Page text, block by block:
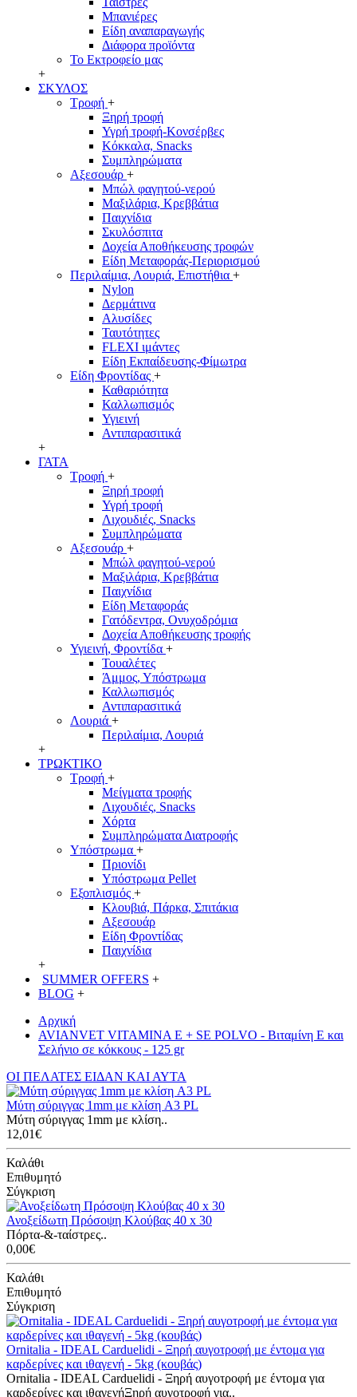
Μπανιέρες
Είδη αναπαραγωγής
Διάφορα προϊόντα
Το Εκτροφείο μας
+
ΣΚΥΛΟΣ
Τροφή +
Ξηρή τροφή
Υγρή τροφή-Κονσέρβες
Κόκκαλα, Snacks
Συμπληρώματα
Αξεσουάρ +
Μπώλ φαγητού-νερού
Μαξιλάρια, Κρεββάτια
Παιχνίδια
Σκυλόσπιτα
Δοχεία Αποθήκευσης τροφών
Είδη Μεταφοράς-Περιορισμού
Περιλαίμια, Λουριά, Επιστήθια +
Nylon
Δερμάτινα
Αλυσίδες
Ταυτότητες
FLEXI ιμάντες
Είδη Εκπαίδευσης-Φίμωτρα
Είδη Φροντίδας +
Καθαριότητα
Καλλωπισμός
Υγιεινή
Αντιπαρασιτικά
+
ΓΑΤΑ
Τροφή +
Ξηρή τροφή
Υγρή τροφή
Λιχουδιές, Snacks
Συμπληρώματα
Αξεσουάρ +
Μπώλ φαγητού-νερού
Μαξιλάρια, Κρεββάτια
Παιχνίδια
Είδη Μεταφοράς
Γατόδεντρα, Ονυχοδρόμια
Δοχεία Αποθήκευσης τροφής
Υγιεινή, Φροντίδα +
Τουαλέτες
Άμμος, Υπόστρωμα
Καλλωπισμός
Αντιπαρασιτικά
Λουριά +
Περιλαίμια, Λουριά
+
ΤΡΩΚΤΙΚΟ
Τροφή +
Μείγματα τροφής
Λιχουδιές, Snacks
Χόρτα
Συμπληρώματα Διατροφής
Υπόστρωμα +
Πριονίδι
Υπόστρωμα Pellet
Εξοπλισμός +
Κλουβιά, Πάρκα, Σπιτάκια
Αξεσουάρ
Είδη Φροντίδας
Παιχνίδια
+
SUMMER OFFERS +
BLOG +
Αρχική
AVIANVET VITAMINA E + SE POLVO - Βιταμίνη Ε και
Σελήνιο σε κόκκους - 125 gr
ΟΙ ΠΕΛΑΤΕΣ ΕΙΔΑΝ ΚΑΙ ΑΥΤΑ
Mύτη σύριγγας 1mm με κλίση A3 PL
Mύτη σύριγγας 1mm με κλίση..
12,01€
Καλάθι
Επιθυμητό
Σύγκριση
Ανοξείδωτη Πρόσοψη Κλούβας 40 x 30
Πόρτα-&-ταίστρες..
0,00€
Καλάθι
Επιθυμητό
Σύγκριση
Ornitalia - IDEAL Carduelidi - Ξηρή αυγοτροφή με έντομα για
καρδερίνες και ιθαγενή - 5kg (κουβάς)
Ornitalia - IDEAL Carduelidi - Ξηρή αυγοτροφή με έντομα για
καρδερίνες και ιθαγενήΞηρή αυγοτροφή για..